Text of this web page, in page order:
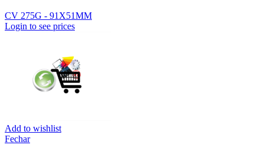
CV 275G - 91X51MM
Login to see prices
Add to wishlist
Fechar